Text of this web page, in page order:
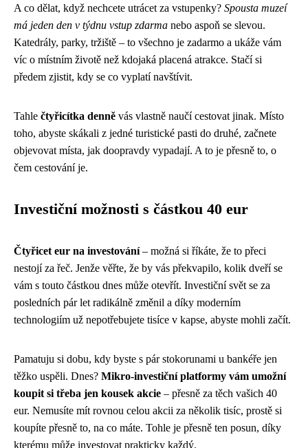
A co dělat, když nechcete utrácet za vstupenky? Spousta muzeí
má jeden den v týdnu vstup zdarma nebo aspoň se slevou.
Katedrály, parky, tržiště – to všechno je zadarmo a ukáže vám
víc o místním životě než kdojaká placená atrakce. Stačí si
předem zjistit, kdy se co vyplatí navštívit.
Tahle čtyřicítka denně vás vlastně naučí cestovat jinak. Místo
toho, abyste skákali z jedné turistické pasti do druhé, začnete
objevovat místa, jak doopravdy vypadají. A to je přesně to, o
čem cestování je.
Investiční možnosti s částkou 40 eur
Čtyřicet eur na investování– možná si říkáte, že to přeci
nestojí za řeč. Jenže věřte, že by vás překvapilo, kolik dveří se
vám s touto částkou dnes může otevřít. Investiční svět se za
posledních pár let radikálně změnil a díky moderním
technologiím už nepotřebujete tisíce v kapse, abyste mohli začít.
Pamatuju si dobu, kdy byste s pár stokorunami u bankéře jen
těžko uspěli. Dnes? Mikro-investiční platformy vám umožní
koupit si třeba jen kousek akcie – přesně za těch vašich 40
eur. Nemusíte mít rovnou celou akcii za několik tisíc, prostě si
koupíte přesně to, na co máte. Tohle je přesně ten posun, díky
kterému může investovat prakticky každý.